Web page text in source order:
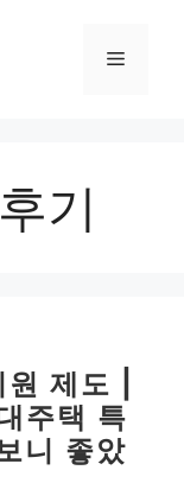
메
기
제도 |
주택 특
니 좋았